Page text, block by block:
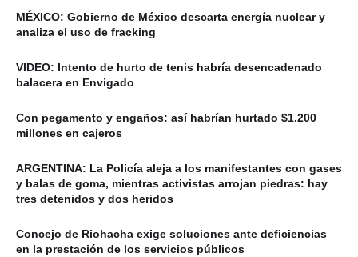
MÉXICO: Gobierno de México descarta energía nuclear y
analiza el uso de fracking
VIDEO: Intento de hurto de tenis habría desencadenado
balacera en Envigado
Con pegamento y engaños: así habrían hurtado $1.200
millones en cajeros
ARGENTINA: La Policía aleja a los manifestantes con gases
y balas de goma, mientras activistas arrojan piedras: hay
tres detenidos y dos heridos
Concejo de Riohacha exige soluciones ante deficiencias
en la prestación de los servicios públicos